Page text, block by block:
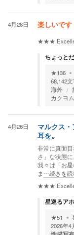
4月26日 楽しいです
★★★
ちょっと
★136
68,142
海外
カクヨ
4月26日
マルクス
耳を。
非常に真面
さ」な状態
我々は「お
ま …続きを読
★★★
星巡るア
★51
2026年4